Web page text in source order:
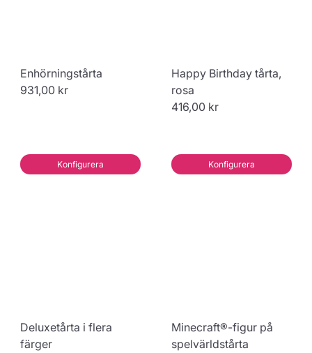
Enhörningstårta
931,00 kr
Konfigurera
Happy Birthday tårta,
rosa
416,00 kr
Konfigurera
Deluxetårta i flera
färger
Minecraft®-figur på
spelvärldstårta